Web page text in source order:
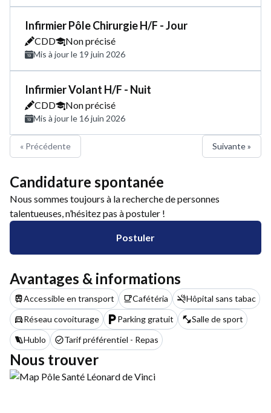
Infirmier Pôle Chirurgie H/F - Jour
CDD Non précisé
Mis à jour le 19 juin 2026
Infirmier Volant H/F - Nuit
CDD Non précisé
Mis à jour le 16 juin 2026
« Précédente Suivante »
Candidature spontanée
Nous sommes toujours à la recherche de personnes
talentueuses, n’hésitez pas à postuler !
Postuler
Avantages & informations
Accessible en transport Cafétéria
Hôpital sans tabac
Réseau covoiturage
Parking gratuit
Salle de sport
Hublo
Tarif préférentiel - Repas
Nous trouver